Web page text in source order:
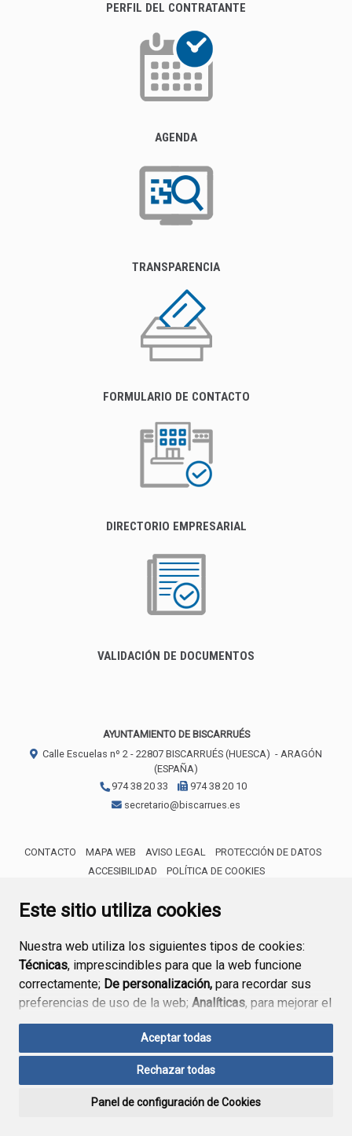
Este sitio utiliza cookies
Nuestra web utiliza los siguientes tipos de cookies:
Técnicas, imprescindibles para que la web funcione
correctamente; De personalización, para recordar sus
preferencias de uso de la web; Analíticas, para mejorar el
funcionamiento de la web y sus servicios.
Si acepta pulsando el botón“Aceptar todas”
consideramos que acepta su uso. Si pulsa el botón
ninguna acción, se guardarán las cookies técnicas
Aceptar todas
Rechazar todas
Panel de configuración de Cookies
PERFIL DEL CONTRATANTE
AGENDA
TRANSPARENCIA
FORMULARIO DE CONTACTO
DIRECTORIO EMPRESARIAL
VALIDACIÓN DE DOCUMENTOS
AYUNTAMIENTO DE BISCARRUÉS
Calle Escuelas nº 2 - 22807 BISCARRUÉS (HUESCA) - ARAGÓN
(ESPAÑA)
974 38 20 33
974 38 20 10
secretario@biscarrues.es
CONTACTO MAPA WEB AVISO LEGAL
PROTECCIÓN DE DATOS
ACCESIBILIDAD
POLÍTICA DE COOKIES